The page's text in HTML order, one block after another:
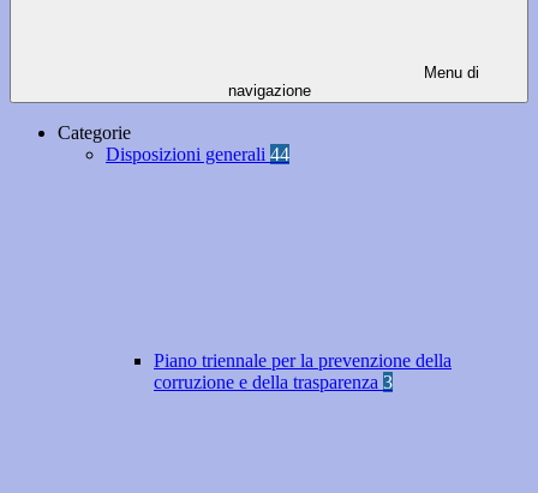
Menu di
navigazione
Categorie
Disposizioni generali 44
Piano triennale per la prevenzione della
corruzione e della trasparenza 3